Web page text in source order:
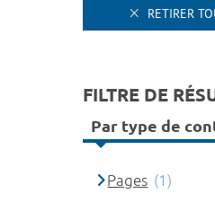
RETIRER
FILTRE DE
Par type de
Pages (1)